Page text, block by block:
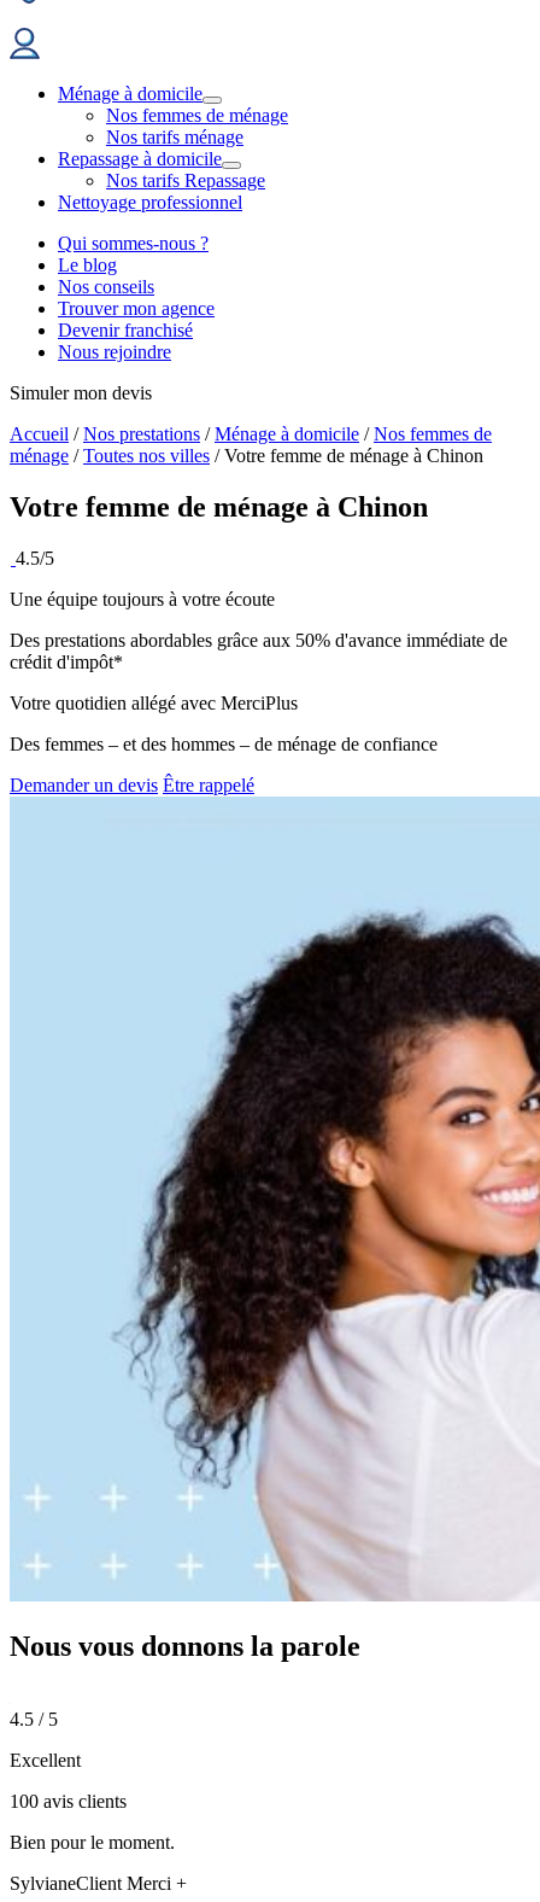
Ménage à domicile
Nos femmes de ménage
Nos tarifs ménage
Repassage à domicile
Nos tarifs Repassage
Nettoyage professionnel
Qui sommes-nous ?
Le blog
Nos conseils
Trouver mon agence
Devenir franchisé
Nous rejoindre
Simuler mon devis
Accueil /Nos prestations /Ménage à domicile /Nos femmes de
ménage /Toutes nos villes /Votre femme de ménage à Chinon
Votre femme de ménage à Chinon
4.5/5
Une équipe toujours à votre écoute
Des prestations abordables grâce aux 50% d'avance immédiate de
crédit d'impôt*
Votre quotidien allégé avec MerciPlus
Des femmes – et des hommes – de ménage de confiance
Demander un devis Être rappelé
Nous vous donnons la parole
4.5 / 5
Excellent
100 avis clients
Bien pour le moment.
SylvianeClient Merci +